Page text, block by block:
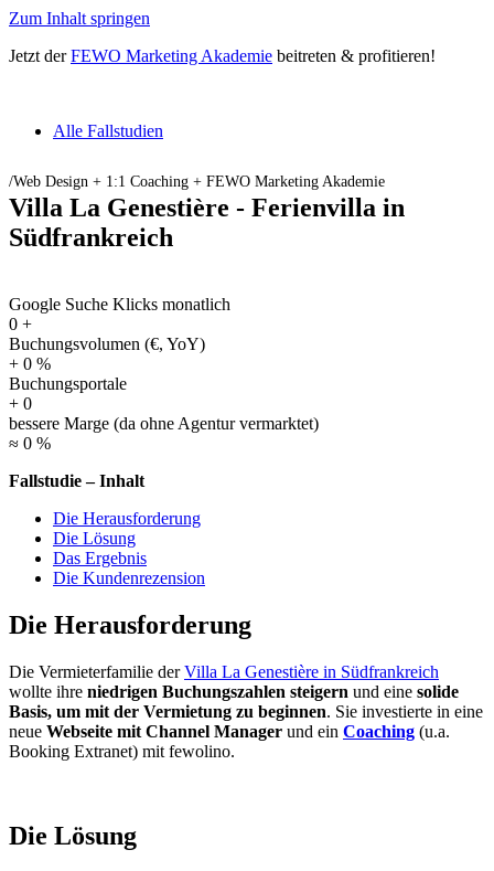
Zum Inhalt springen
Jetzt derFEWO Marketing Akademie beitreten & profitieren!
Alle Fallstudien
/Web Design + 1:1 Coaching + FEWO Marketing Akademie
Villa La Genestière - Ferienvilla in
Südfrankreich
Google Suche Klicks monatlich
0 +
Buchungsvolumen (€, YoY)
+ 0 %
Buchungsportale
+ 0
bessere Marge (da ohne Agentur vermarktet)
≈ 0 %
Fallstudie – Inhalt
Die Herausforderung
Die Lösung
Das Ergebnis
Die Kundenrezension
Die Herausforderung
Die Vermieterfamilie derVilla La Genestière in Südfrankreich
wollte ihre niedrigen Buchungszahlen steigern und eine solide
Basis, um mit der Vermietung zu beginnen. Sie investierte in eine
neue Webseite mit Channel Manager und ein Coaching (u.a.
Booking Extranet) mit fewolino.
Die Lösung